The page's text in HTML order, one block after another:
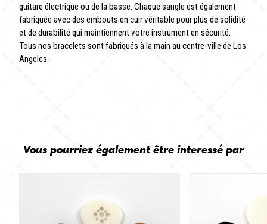
guitare électrique ou de la basse. Chaque sangle est également
fabriquée avec des embouts en cuir véritable pour plus de solidité
et de durabilité qui maintiennent votre instrument en sécurité.
Tous nos bracelets sont fabriqués à la main au centre-ville de Los
Angeles.
Vous pourriez également être interessé par